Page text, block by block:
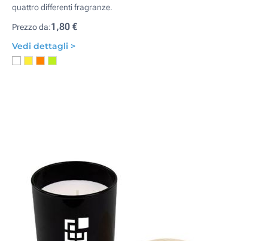
quattro differenti fragranze.
Prezzo da:1,80 €
Vedi dettagli >